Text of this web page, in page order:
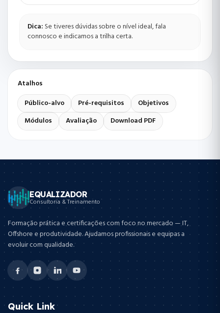
Dica: Se tiveres dúvidas sobre o nível ideal, fala
connosco e indicamos a trilha certa.
Atalhos
Público-alvo
Pré-requisitos
Objetivos
Módulos
Avaliação Download PDF
EQUALIZADOR
Consultoria & Treinamento
Formação prática e certificações com foco no mercado — IT,
Offshore e produtividade. Ajudamos profissionais e equipas a
evoluir com qualidade.
Quick Link